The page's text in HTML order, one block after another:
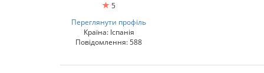
5
Переглянути профіль
Країна: Іспанія
Повідомлення: 588